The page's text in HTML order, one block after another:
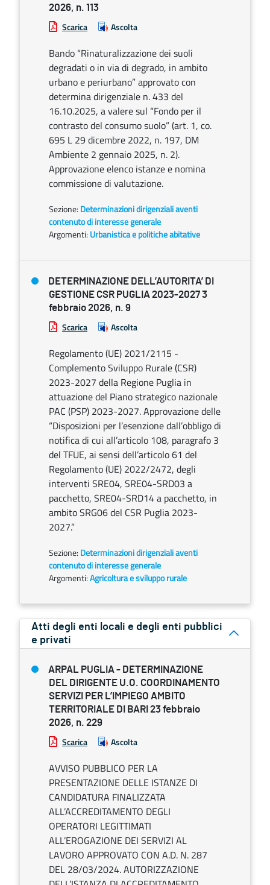
2026, n. 113
Scarica Ascolta
Bando “Rinaturalizzazione dei suoli
degradati o in via di degrado, in ambito
urbano e periurbano” approvato con
determina dirigenziale n. 433 del
16.10.2025, a valere sul “Fondo per il
contrasto del consumo suolo” (art. 1, co.
695 L 29 dicembre 2022, n. 197, DM
Ambiente 2 gennaio 2025, n. 2).
Approvazione elenco istanze e nomina
commissione di valutazione.
Sezione: Determinazioni dirigenziali aventi
contenuto di interesse generale
Argomenti: Urbanistica e politiche abitative
DETERMINAZIONE DELL’AUTORITA’ DI
GESTIONE CSR PUGLIA 2023-2027 3
febbraio 2026, n. 9
Scarica Ascolta
Regolamento (UE) 2021/2115 -
Complemento Sviluppo Rurale (CSR)
2023-2027 della Regione Puglia in
attuazione del Piano strategico nazionale
PAC (PSP) 2023-2027. Approvazione delle
“Disposizioni per l’esenzione dall’obbligo di
notifica di cui all’articolo 108, paragrafo 3
del TFUE, ai sensi dell’articolo 61 del
Regolamento (UE) 2022/2472, degli
interventi SRE04, SRE04-SRD03 a
pacchetto, SRE04-SRD14 a pacchetto, in
ambito SRG06 del CSR Puglia 2023-
2027.”
Sezione: Determinazioni dirigenziali aventi
contenuto di interesse generale
Argomenti:Agricoltura e sviluppo rurale
Atti degli enti locali e degli enti pubblici
e privati
ARPAL PUGLIA - DETERMINAZIONE
DEL DIRIGENTE U.O. COORDINAMENTO
SERVIZI PER L’IMPIEGO AMBITO
TERRITORIALE DI BARI 23 febbraio
2026, n. 229
Scarica Ascolta
AVVISO PUBBLICO PER LA
PRESENTAZIONE DELLE ISTANZE DI
CANDIDATURA FINALIZZATA
ALL’ACCREDITAMENTO DEGLI
OPERATORI LEGITTIMATI
ALL’EROGAZIONE DEI SERVIZI AL
LAVORO APPROVATO CON A.D. N. 287
DEL 28/03/2024. AUTORIZZAZIONE